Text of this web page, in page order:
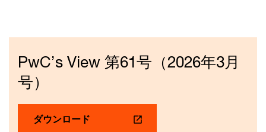
PwC’s View 第61号（2026年3月
号）
ダウンロード